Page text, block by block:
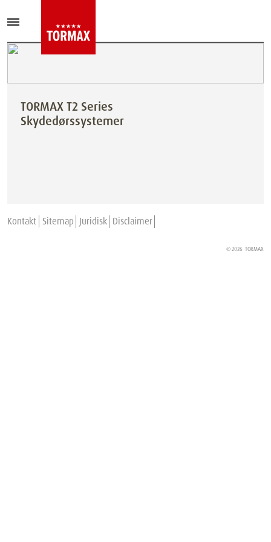
TORMAX T2 Series
Skydedørssystemer
Kontakt Sitemap Juridisk Disclaimer
© 2026 TORMAX